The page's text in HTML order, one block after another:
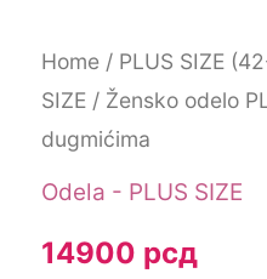
Home/ PLUS SIZE
SIZE/ Žensko odelo
dugmićima
Odela - PLUS SIZE
14900 рсд
Žensko
odelo
PLUS
SIZE